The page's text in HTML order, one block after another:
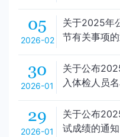
05
2026-02
关于2025年
节有关事项
30
2026-01
关于公布
入体检人员
29
2026-01
关于公布
试成绩的通知